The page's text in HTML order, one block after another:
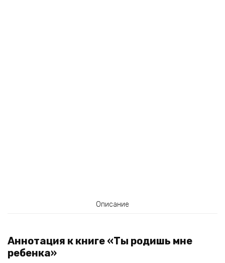
Описание
Аннотация к книге «Ты родишь мне
ребенка»